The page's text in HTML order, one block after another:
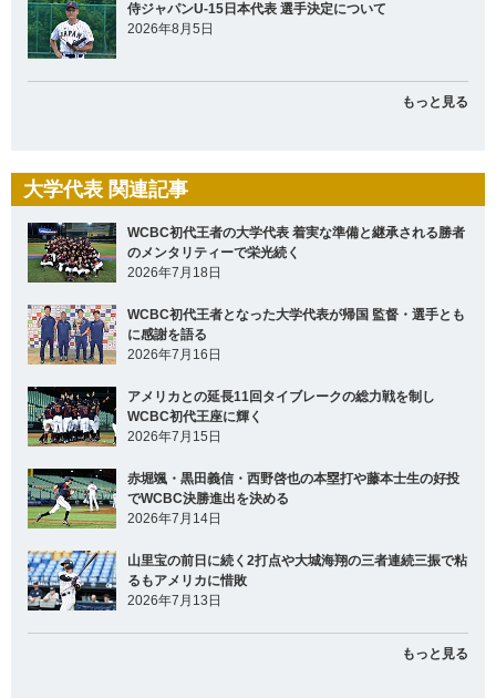
侍ジャパンU-15日本代表 選手決定について
2026年8月5日
もっと見る
大学代表 関連記事
WCBC初代王者の大学代表 着実な準備と継承される勝者
のメンタリティーで栄光続く
2026年7月18日
WCBC初代王者となった大学代表が帰国 監督・選手とも
に感謝を語る
2026年7月16日
アメリカとの延長11回タイブレークの総力戦を制し
WCBC初代王座に輝く
2026年7月15日
赤堀颯・黒田義信・西野啓也の本塁打や藤本士生の好投
でWCBC決勝進出を決める
2026年7月14日
山里宝の前日に続く2打点や大城海翔の三者連続三振で粘
るもアメリカに惜敗
2026年7月13日
もっと見る